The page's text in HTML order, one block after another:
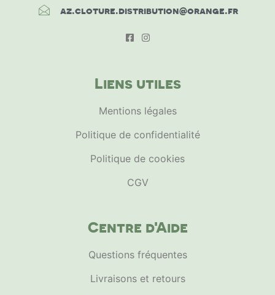
az.cloture.distribution@orange.fr
Liens utiles
Mentions légales
Politique de confidentialité
Politique de cookies
CGV
Centre d'Aide
Questions fréquentes
Livraisons et retours